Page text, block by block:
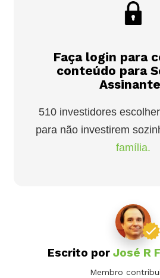
Faça login para
conteúdo para
510 investidores
para não investirem
família.
Escrito por José R
Membro